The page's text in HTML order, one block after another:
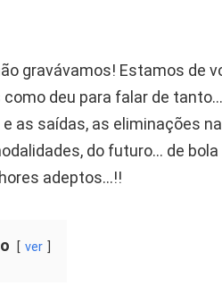
gravávamos! Estamos de
deu para falar de
as saídas, as eliminações
do futuro… de
adeptos…!!
ver